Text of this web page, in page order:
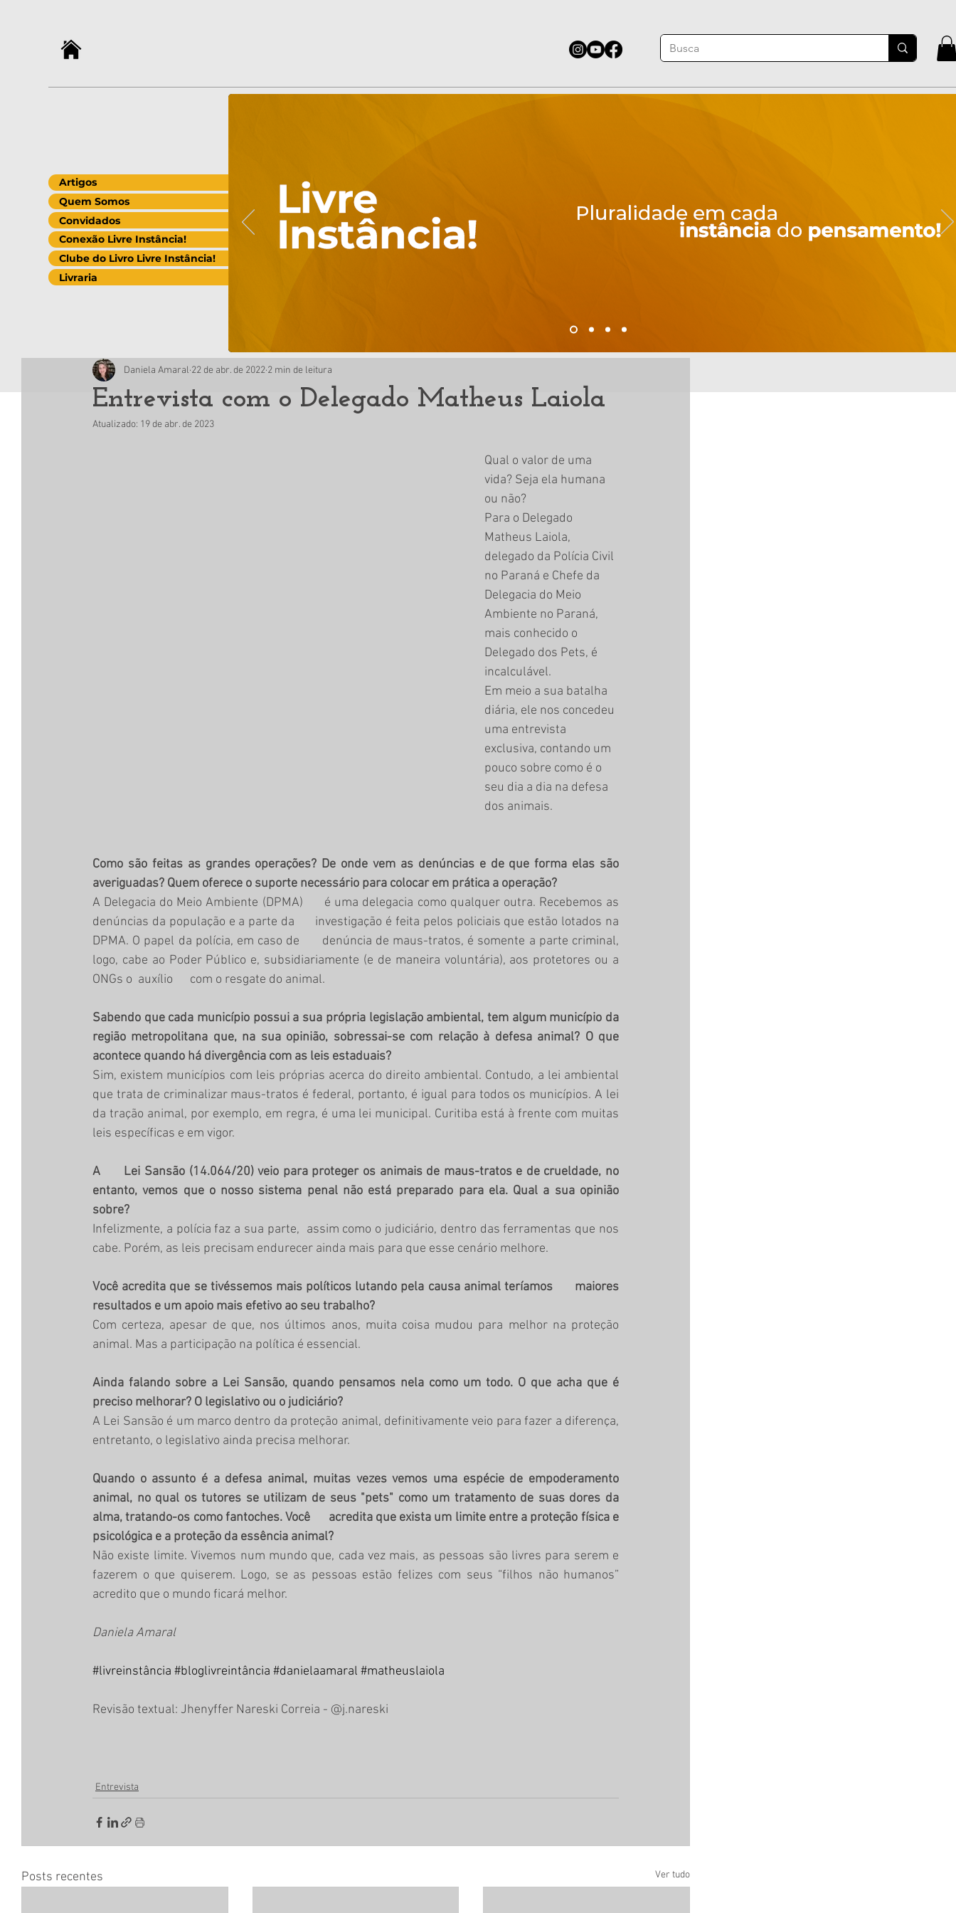
Artigos
Quem Somos
Convidados
Conexão Livre Instância!
Clube do Livro Livre Instância!
Livraria
Entrevista com o Delegado Matheus Laiola
Daniela Amaral 22 de abr. de 2022 2 min de leitura
Atualizado: 19 de abr. de 2023
Qual o valor de uma
vida? Seja ela humana
ou não?
Para o Delegado
Matheus Laiola,
delegado da Polícia Civil
no Paraná e Chefe da
Delegacia do Meio
Ambiente no Paraná,
mais conhecido o
Delegado dos Pets, é
incalculável.
Em meio a sua batalha
diária, ele nos concedeu
uma entrevista
exclusiva, contando um
pouco sobre como é o
seu dia a dia na defesa
dos animais.
Como são feitas as grandes operações? De onde vem as denúncias e de que forma elas são
averiguadas? Quem oferece o suporte necessário para colocar em prática a operação?
A Delegacia do Meio Ambiente (DPMA)      é uma delegacia como qualquer outra. Recebemos as
denúncias da população e a parte da      investigação é feita pelos policiais que estão lotados na
DPMA. O papel da polícia, em caso de      denúncia de maus-tratos, é somente a parte criminal,
logo, cabe ao Poder Público e, subsidiariamente (e de maneira voluntária), aos protetores ou a
ONGs o  auxílio      com o resgate do animal.
Sabendo que cada município possui a sua própria legislação ambiental, tem algum município da
região metropolitana que, na sua opinião, sobressai-se com relação à defesa animal? O que
acontece quando há divergência com as leis estaduais?
Sim, existem municípios com leis próprias acerca do direito ambiental. Contudo, a lei ambiental
que trata de criminalizar maus-tratos é federal, portanto, é igual para todos os municípios. A lei
da tração animal, por exemplo, em regra, é uma lei municipal. Curitiba está à frente com muitas
leis específicas e em vigor.
A      Lei Sansão (14.064/20) veio para proteger os animais de maus-tratos e de crueldade, no
entanto, vemos que o nosso sistema penal não está preparado para ela. Qual a sua opinião
sobre?
Infelizmente, a polícia faz a sua parte,  assim como o judiciário, dentro das ferramentas que nos
cabe. Porém, as leis precisam endurecer ainda mais para que esse cenário melhore.
Você acredita que se tivéssemos mais políticos lutando pela causa animal teríamos      maiores
resultados e um apoio mais efetivo ao seu trabalho?
Com certeza, apesar de que, nos últimos anos, muita coisa mudou para melhor na proteção
animal. Mas a participação na política é essencial.
Ainda falando sobre a Lei Sansão, quando pensamos nela como um todo. O que acha que é
preciso melhorar? O legislativo ou o judiciário?
A Lei Sansão é um marco dentro da proteção animal, definitivamente veio para fazer a diferença,
entretanto, o legislativo ainda precisa melhorar.
Quando o assunto é a defesa animal, muitas vezes vemos uma espécie de empoderamento
animal, no qual os tutores se utilizam de seus "pets" como um tratamento de suas dores da
alma, tratando-os como fantoches. Você      acredita que exista um limite entre a proteção física e
psicológica e a proteção da essência animal?
Não existe limite. Vivemos num mundo que, cada vez mais, as pessoas são livres para serem e
fazerem o que quiserem. Logo, se as pessoas estão felizes com seus “filhos não humanos”
acredito que o mundo ficará melhor.
Daniela Amaral
#livreinstância #bloglivreintância #danielaamaral #matheuslaiola
Revisão textual: Jhenyffer Nareski Correia - @j.nareski
Entrevista
Posts recentes Ver tudo